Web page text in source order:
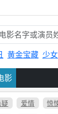
黄金宝藏 少
影
爱情 惊